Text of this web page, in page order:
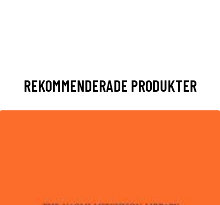
REKOMMENDERADE PRODUKTER